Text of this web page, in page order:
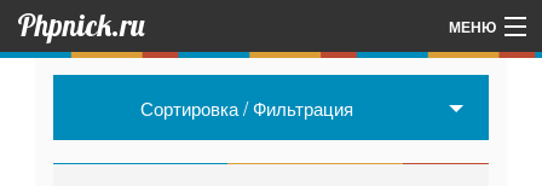
Phpnick.ru МЕНЮ
Главная
Сортировка / Фильтрация